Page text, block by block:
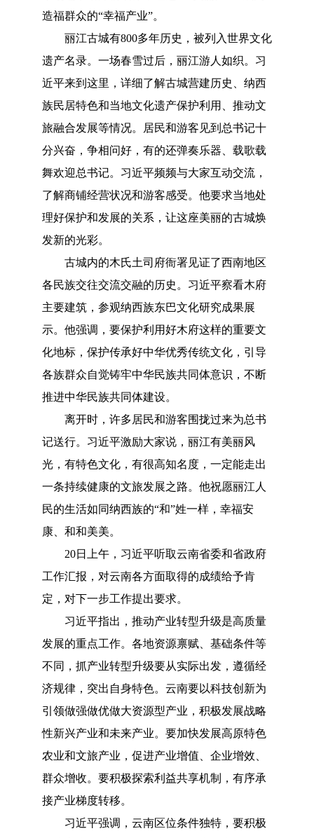
造福群众的“幸福产业”。
丽江古城有800多年历史，被列入世界文化
遗产名录。一场春雪过后，丽江游人如织。习
近平来到这里，详细了解古城营建历史、纳西
族民居特色和当地文化遗产保护利用、推动文
旅融合发展等情况。居民和游客见到总书记十
分兴奋，争相问好，有的还弹奏乐器、载歌载
舞欢迎总书记。习近平频频与大家互动交流，
了解商铺经营状况和游客感受。他要求当地处
理好保护和发展的关系，让这座美丽的古城焕
发新的光彩。
古城内的木氏土司府衙署见证了西南地区
各民族交往交流交融的历史。习近平察看木府
主要建筑，参观纳西族东巴文化研究成果展
示。他强调，要保护利用好木府这样的重要文
化地标，保护传承好中华优秀传统文化，引导
各族群众自觉铸牢中华民族共同体意识，不断
推进中华民族共同体建设。
离开时，许多居民和游客围拢过来为总书
记送行。习近平激励大家说，丽江有美丽风
光，有特色文化，有很高知名度，一定能走出
一条持续健康的文旅发展之路。他祝愿丽江人
民的生活如同纳西族的“和”姓一样，幸福安
康、和和美美。
20日上午，习近平听取云南省委和省政府
工作汇报，对云南各方面取得的成绩给予肯
定，对下一步工作提出要求。
习近平指出，推动产业转型升级是高质量
发展的重点工作。各地资源禀赋、基础条件等
不同，抓产业转型升级要从实际出发，遵循经
济规律，突出自身特色。云南要以科技创新为
引领做强做优做大资源型产业，积极发展战略
性新兴产业和未来产业。要加快发展高原特色
农业和文旅产业，促进产业增值、企业增效、
群众增收。要积极探索利益共享机制，有序承
接产业梯度转移。
习近平强调，云南区位条件独特，要积极